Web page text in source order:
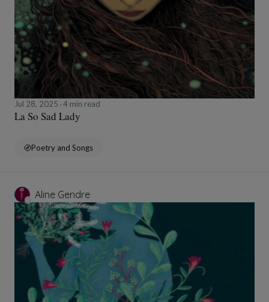
Jul 28, 2025 4 min read
La So Sad Lady
Poetry and Songs
Aline Gendre